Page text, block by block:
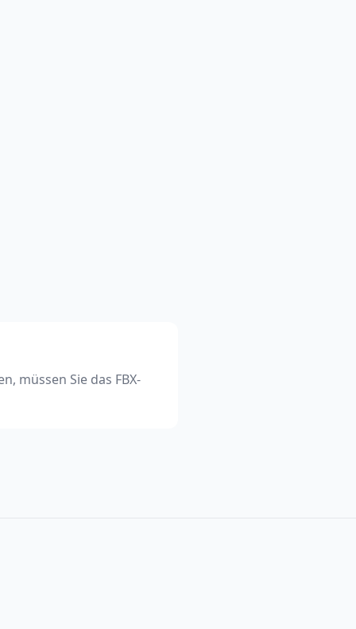
müssen Sie das FBX-